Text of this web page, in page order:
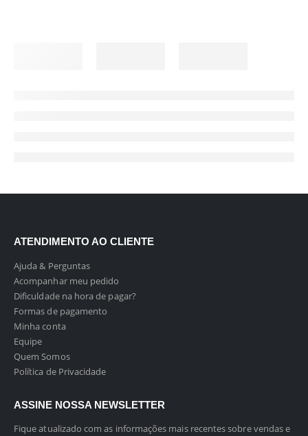
ATENDIMENTO AO CLIENTE
Ajuda & Perguntas
Acompanhar meu pedido
Dificuldade na hora de pagar?
Formas de pagamento
Minha conta
Equipe
Quem Somos
Política de Privacidade
ASSINE NOSSA NEWSLETTER
Fique atualizado com as informações mais recentes sobre vendas e